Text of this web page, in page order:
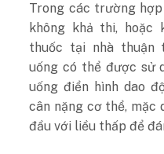
Trong các trường
không khả thi, hoặc
thuốc tại nhà thuận
uống có thể được sử
uống điển hình dao
cân nặng cơ thể, mặc
đầu với liều thấp để